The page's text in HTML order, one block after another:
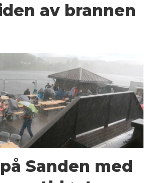
av brannen
Sanden med